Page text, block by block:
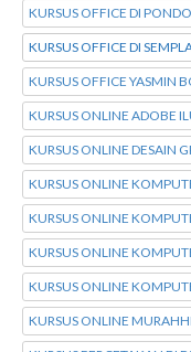
KURSUS OFFICE DI
KURSUS OFFICE DI
KURSUS OFFICE YASMIN
KURSUS ONLINE ADOBE
KURSUS ONLINE DESAIN
KURSUS ONLINE
KURSUS ONLINE
KURSUS ONLINE
KURSUS ONLINE
KURSUS ONLINE